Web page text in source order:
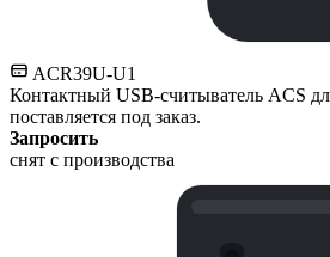
ACR39U-U1
Контактный USB-считыватель ACS
поставляется под заказ.
Запросить
снят с производства